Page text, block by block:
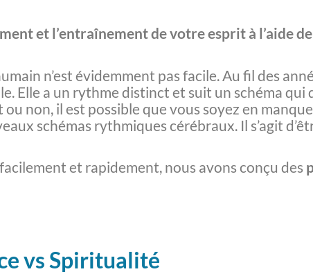
et l’entraînement de votre esprit à l’aide
n’est évidemment pas facile. Au fil des
Elle a un rythme distinct et suit un schéma qui
non, il est possible que vous soyez en
schémas rythmiques cérébraux. Il s’agit
et rapidement, nous avons conçu des
vs Spiritualité